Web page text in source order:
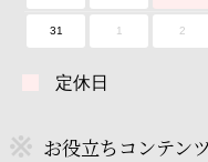
31 1 2
定休日
お役立ちコンテンツ